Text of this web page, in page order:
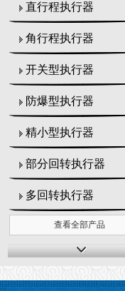
直行程执行器
角行程执行器
开关型执行器
防爆型执行器
精小型执行器
部分回转执行器
多回转执行器
查看全部产品